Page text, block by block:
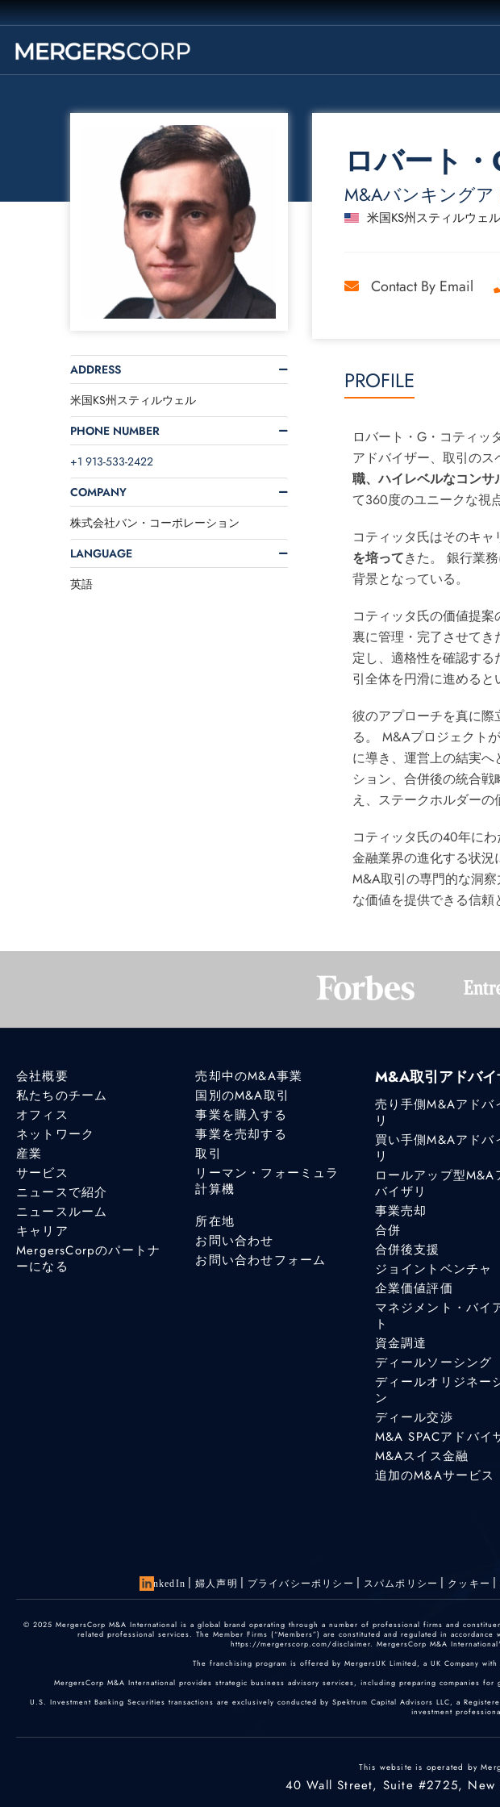
ロバート
M&Aバンキング
米国KS州スティルウェル
Contact By Email
ADDRESS
米国KS州スティルウェル
PHONE NUMBER
+1 913-533-2422
COMPANY
株式会社バン・コーポレーション
LANGUAGE
英語
PROFILE
ロバート・G・コティッ
アドバイザー、取引の
職、ハイレベルなコンサ
て360度のユニークな視
コティッタ氏はそのキャ
を培ってきた。 銀行業
背景となっている。
コティッタ氏の価値提
裏に管理・完了させて
定し、適格性を確認す
引全体を円滑に進めると
彼のアプローチを真に
る。 M&Aプロジェクト
に導き、運営上の結実
ション、合併後の統合
え、ステークホルダーの
コティッタ氏の40年に
金融業界の進化する状
M&A取引の専門的な洞
な価値を提供できる信頼
会社概要
私たちのチーム
オフィス
ネットワーク
産業
サービス
ニュースで紹介
ニュースルーム
キャリア
MergersCorpのパートナ
ーになる
売却中のM&A事業
国別のM&A取引
事業を購入する
事業を売却する
取引
リーマン・フォーミュラ
計算機
所在地
お問い合わせ
お問い合わせフォーム
M&A取引アドバイ
売り手側M&Aアドバ
リ
買い手側M&Aアドバ
リ
ロールアップ型M&A
バイザリ
事業売却
合併
合併後支援
ジョイントベンチャ
企業価値評価
マネジメント・バイ
ト
資金調達
ディールソーシング
ディールオリジネー
ン
ディール交渉
M&A SPACアドバイ
M&Aスイス金融
追加のM&Aサービス
LinkedIn 婦人声明 プライバシーポリシー スパムポリシー クッキー
© 2025 MergersCorp M&A International is a global brand operating through a number of professional firms and
related professional services. The Member Firms (“Members”) are constituted and regulated in
https://mergerscorp.com/disclaimer. MergersCorp M&A
The franchising program is offered by MergersUK Limited, a UK Company
MergersCorp M&A International provides strategic business advisory services, including preparing companies
U.S. Investment Banking Securities transactions are exclusively conducted by Spektrum Capital Advisors LLC, a
investment
This website is operated by
40 Wall Street, Suite #2725, New